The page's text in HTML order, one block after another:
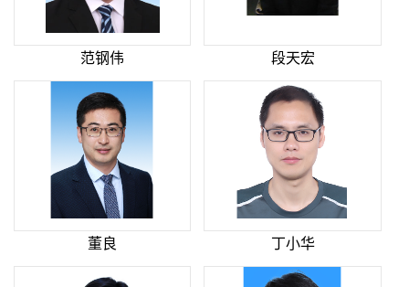
范钢伟 段天宏
董良 丁小华